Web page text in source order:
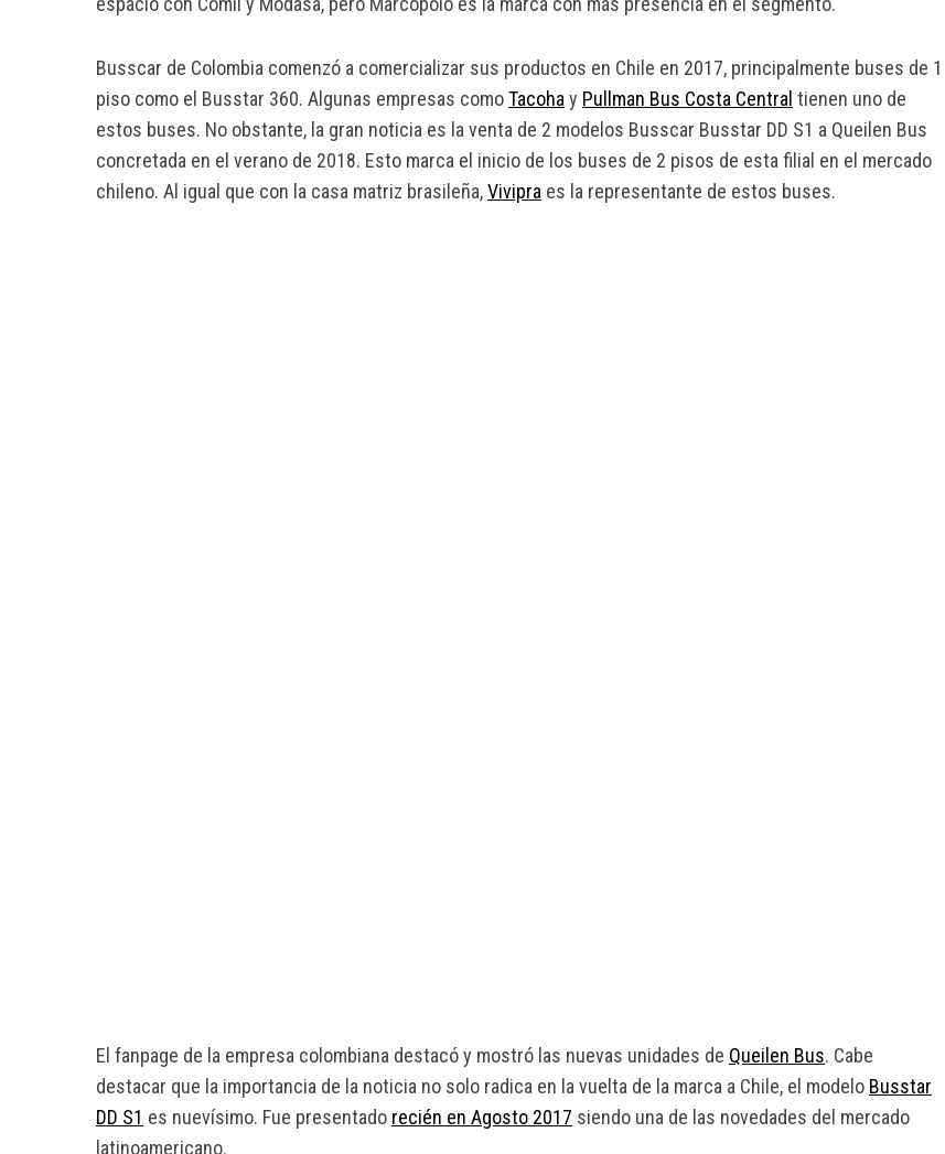
Busscar de Colombia comenzó a comercializar sus productos en Chile en 2017, principalmente buses de 1
piso como el Busstar 360. Algunas empresas comoTacoha y Pullman Bus Costa Central tienen uno de
estos buses. No obstante, la gran noticia es la venta de 2 modelos Busscar Busstar DD S1 a Queilen Bus
concretada en el verano de 2018. Esto marca el inicio de los buses de 2 pisos de esta filial en el mercado
chileno. Al igual que con la casa matriz brasileña,Vivipra es la representante de estos buses.
El fanpage de la empresa colombiana destacó y mostró las nuevas unidades de Queilen Bus. Cabe
destacar que la importancia de la noticia no solo radica en la vuelta de la marca a Chile, el modelo Busstar
DD S1 es nuevísimo. Fue presentado recién en Agosto 2017 siendo una de las novedades del mercado
latinoamericano.